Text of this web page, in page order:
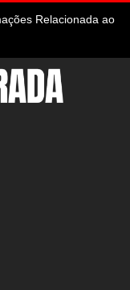
Relacionada ao